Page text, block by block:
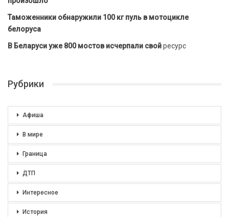
Таможенники обнаружили 100 кг пуль в мотоцикле
белоруса
В Беларуси уже 800 мостов исчерпали свойресурс
Рубрики
Афиша
В мире
Граница
ДТП
Интересное
История